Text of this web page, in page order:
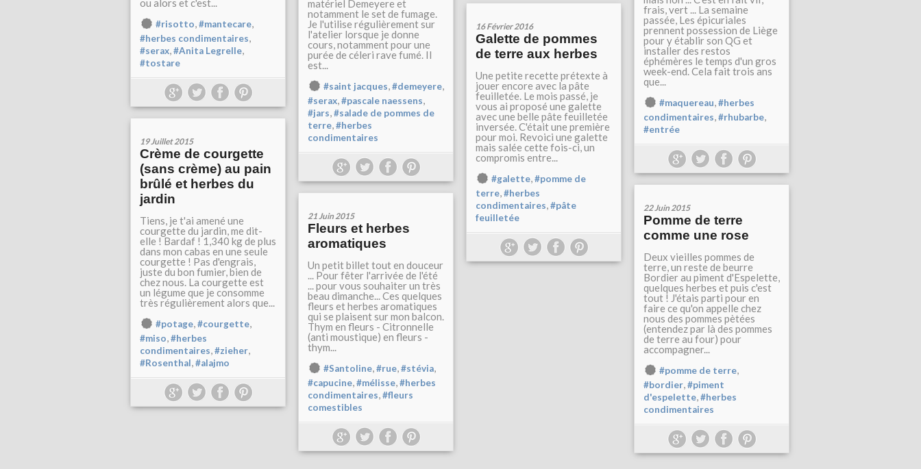
ou alors et c'est...
#risotto,#mantecare,
#herbes condimentaires,
#serax,#Anita Legrelle,
#tostare
matériel Demeyere et
notamment le set de fumage.
Je l'utilise régulièrement sur
l'atelier lorsque je donne
cours, notamment pour une
purée de céleri rave fumé. Il
est...
#saint jacques,#demeyere,
#serax,#pascale naessens,
#jars,#salade de pommes de
terre,#herbes
condimentaires
frais, vert ... La semaine
passée, Les épicuriales
prennent possession de Liège
pour y établir son QG et
installer des restos
éphémères le temps d'un gros
week-end. Cela fait trois ans
que...
#maquereau,#herbes
condimentaires,#rhubarbe,
#entrée
16 Février 2016
Galette de pommes
de terre aux herbes
Une petite recette prétexte à
jouer encore avec la pâte
feuilletée. Le mois passé, je
vous ai proposé une galette
avec une belle pâte feuilletée
inversée. C'était une première
pour moi. Revoici une galette
mais salée cette fois-ci, un
compromis entre...
#galette,#pomme de
terre,#herbes
condimentaires,#pâte
feuilletée
19 Juillet 2015
Crème de courgette
(sans crème) au pain
brûlé et herbes du
jardin
Tiens, je t'ai amené une
courgette du jardin, me dit-
elle ! Bardaf ! 1,340 kg de plus
dans mon cabas en une seule
courgette ! Pas d'engrais,
juste du bon fumier, bien de
chez nous. La courgette est
un légume que je consomme
très régulièrement alors que...
#potage,#courgette,
#miso,#herbes
condimentaires,#zieher,
#Rosenthal,#alajmo
22 Juin 2015
Pomme de terre
comme une rose
Deux vieilles pommes de
terre, un reste de beurre
Bordier au piment d'Espelette,
quelques herbes et puis c'est
tout ! J'étais parti pour en
faire ce qu'on appelle chez
nous des pommes pètées
(entendez par là des pommes
de terre au four) pour
accompagner...
#pomme de terre,
#bordier,#piment
d'espelette,#herbes
condimentaires
21 Juin 2015
Fleurs et herbes
aromatiques
Un petit billet tout en douceur
... Pour fêter l'arrivée de l'été
... pour vous souhaiter un très
beau dimanche... Ces quelques
fleurs et herbes aromatiques
qui se plaisent sur mon balcon.
Thym en fleurs - Citronnelle
(anti moustique) en fleurs -
thym...
#Santoline,#rue,#stévia,
#capucine,#mélisse,#herbes
condimentaires,#fleurs
comestibles